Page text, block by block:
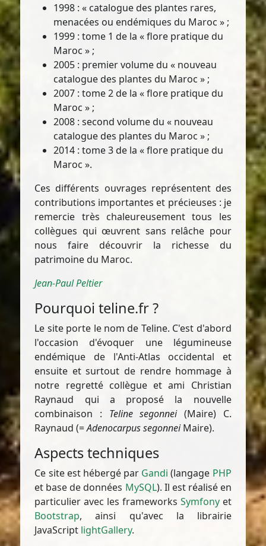
1998 : « catalogue des plantes rares,
menacées ou endémiques du Maroc » ;
1999 : tome 1 de la « flore pratique du
Maroc » ;
2005 : premier volume du « nouveau
catalogue des plantes du Maroc » ;
2007 : tome 2 de la « flore pratique du
Maroc » ;
2008 : second volume du « nouveau
catalogue des plantes du Maroc » ;
2014 : tome 3 de la « flore pratique du
Maroc ».
Ces différents ouvrages représentent des
contributions importantes et précieuses : je
remercie très chaleureusement tous les
collègues qui œuvrent sans relâche pour
nous faire découvrir la richesse du
patrimoine du Maroc.
Jean-Paul Peltier
Pourquoi teline.fr ?
Le site porte le nom de Teline. C'est d'abord
l'occasion d'évoquer une légumineuse
endémique de l'Anti-Atlas occidental et
ensuite et surtout de rendre hommage à
notre regretté collègue et ami Christian
Raynaud qui a proposé la nouvelle
combinaison : Teline segonnei(Maire) C.
Raynaud (=Adenocarpus segonneiMaire).
Aspects techniques
Ce site est hébergé par Gandi (langage PHP
et base de données MySQL). Il est réalisé en
particulier avec les frameworks Symfonyet
Bootstrap, ainsi qu'avec la librairie
JavaScript lightGallery.